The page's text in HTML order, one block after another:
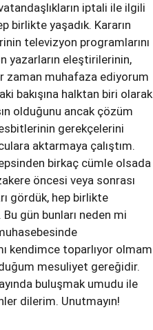
iptali ile ilgili
birlikte yaşadık. Kararın
televizyon programlarını
yazarların eleştirilerinin,
zaman muhafaza ediyorum
bakışına halktan biri olarak
olduğunu ancak çözüm
gerekçelerini
aktarmaya çalıştım.
birkaç cümle olsada
öncesi veya sonrası
gördük, hep birlikte
gün bunları neden mi
kendimce toparlıyor olmam
mesuliyet gereğidir.
buluşmak umudu ile
dilerim. Unutmayın!